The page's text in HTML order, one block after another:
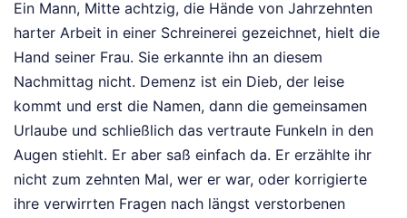
Ein Mann, Mitte achtzig, die Hände von Jahrzehnten
harter Arbeit in einer Schreinerei gezeichnet, hielt die
Hand seiner Frau. Sie erkannte ihn an diesem
Nachmittag nicht. Demenz ist ein Dieb, der leise
kommt und erst die Namen, dann die gemeinsamen
Urlaube und schließlich das vertraute Funkeln in den
Augen stiehlt. Er aber saß einfach da. Er erzählte ihr
nicht zum zehnten Mal, wer er war, oder korrigierte
ihre verwirrten Fragen nach längst verstorbenen